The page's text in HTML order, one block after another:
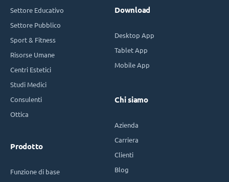
Settore Educativo
Settore Pubblico
Sport & Fitness
Risorse Umane
Centri Estetici
Studi Medici
Consulenti
Ottica
Prodotto
Funzione di base
Download
Desktop App
Tablet App
Mobile App
Chi siamo
Azienda
Carriera
Clienti
Blog